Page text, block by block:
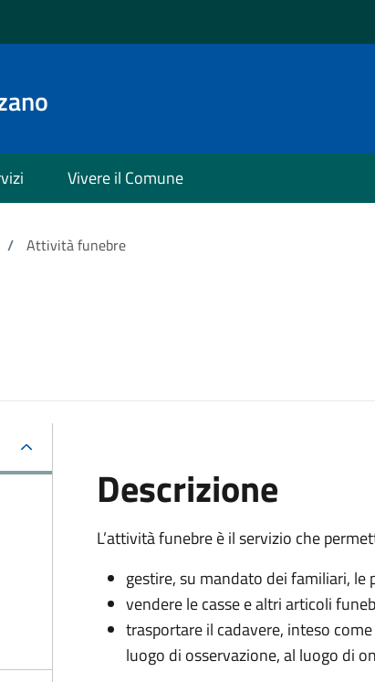
Vivere il Comune
/ Attività funebre
Descrizione
L’attività funebre è il servizio che
gestire, su mandato dei familiari,
vendere le casse e altri articoli
trasportare il cadavere, inteso
luogo di osservazione, al luogo di